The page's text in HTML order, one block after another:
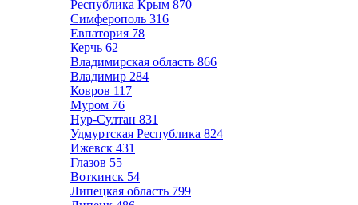
Республика Крым 870
Симферополь 316
Евпатория 78
Керчь 62
Владимирская область 866
Владимир 284
Ковров 117
Муром 76
Нур-Султан 831
Удмуртская Республика 824
Ижевск 431
Глазов 55
Воткинск 54
Липецкая область 799